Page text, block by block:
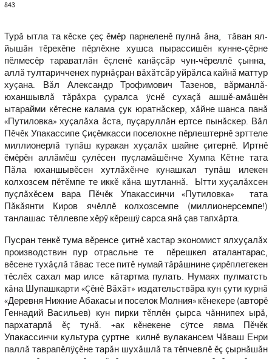
843
Турă ытла та кĕске çеç ĕмĕр парнеленĕ пулнă ăна, тăван ял-
йышăн тĕрекĕпе пĕрлĕхне хушса пырассишĕн кунне-çĕрне
пĕлмесĕр тараватлăн ĕçленĕ канăçсăр чун-чĕреллĕ çынна,
аллă тултаричченех пурнăçран вăхăтсăр уйрăлса кайнă маттур
хуçана. Вăл Александр Трофимович Тазенов, вăрманлă-
юханшывлă тăрăхра çуралса ÿснĕ сухаçă ашшĕ-амăшĕн
ытарайми кĕтесне калама çук юратнăскер, хăйне шанса панă
«Путиловка» хуçалăха ăста, пуçаруллăн ертсе пынăскер. Вăл
Пĕчĕк Упакассипе Çиçĕмкасси поселокне пĕрлештернĕ эрттеле
миллионерлă тупăш куракан хуçалăх шайне çитернĕ. Иртнĕ
ĕмĕрĕн аллăмĕш çулĕсен пуçламăшĕнче Хумпа Кĕтне тата
Пăла юханшывĕсен хутлăхĕнче кунашкал тупăш илекен
колхозсем пĕтĕмпе те иккĕ кăна шутланнă. Ытти хуçалăхсен
пуçлăхĕсем вара Пĕчĕк Упакассинчи «Путиловка» тата
Пăкăянти Киров ячĕллĕ колхозсемпе (миллионерсемпе!)
танлашас тĕллевпе хĕрÿ кĕрешÿ сарса янă çав тапхăрта.
Пусран тенкĕ тума вĕренсе çитнĕ хастар экономист ялхуçалăх
производствин пур отрасльне те пĕрешкел аталантарас,
вĕсене тухăçлă тăвас тесе питĕ нумай тăрăшнине çирĕплетекен
тĕслĕх сахал мар илсе кăтартма пулать. Нумаях пулматсть
кăна Шупашкарти «Çĕнĕ Вăхăт» издательствăра кун çути курнă
«Деревня Нижние Абакасы и поселок Молния» кĕнекере (авторĕ
Геннадий Васильев) кун пирки тĕплĕн çырса чăннипех ырă,
пархатарлă ĕç тунă. +ак кĕнекене сÿтсе явма Пĕчĕк
Упакассинчи культура çуртне килнĕ вулакансем Чăваш Енри
паллă таврапĕлÿçĕне тарăн шухăшлă та тĕпчевлĕ ĕç çырнăшăн